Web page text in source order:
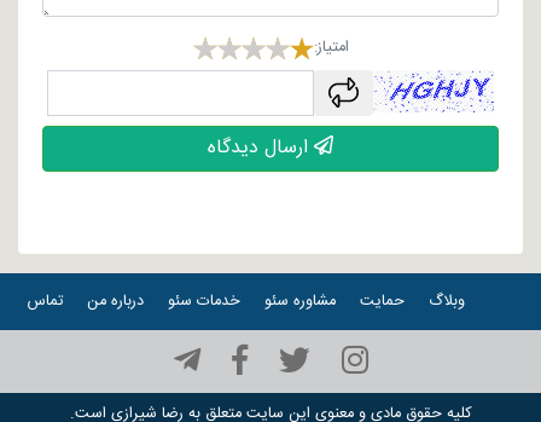
امتیاز:
captcha
ارسال دیدگاه
وبلاگ حمایت مشاوره سئو خدمات سئو درباره من تماس
کلیه حقوق مادی و معنوی این سایت متعلق به رضا شیرازی است.